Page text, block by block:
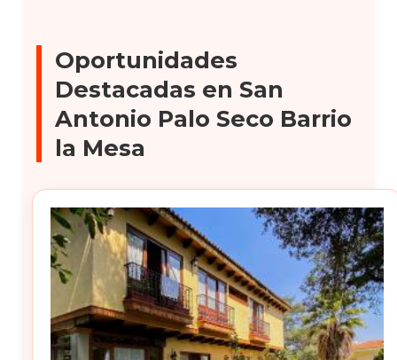
Oportunidades
Destacadas en San
Antonio Palo Seco Barrio
la Mesa